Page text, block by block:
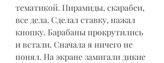
тематикой. Пирамиды, скарабеи,
все дела. Сделал ставку, нажал
кнопку. Барабаны прокрутились
и встали. Сначала я ничего не
понял. На экране замигали дикие